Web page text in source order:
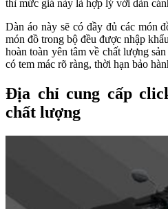
thì mức giá này là hợp lý với dàn
Dàn áo này sẽ có đầy đủ các món
món đồ trong bộ đều được nhập
hoàn toàn yên tâm về chất lượng
có tem mác rõ ràng, thời hạn bảo
Địa chỉ cung cấp
chất lượng